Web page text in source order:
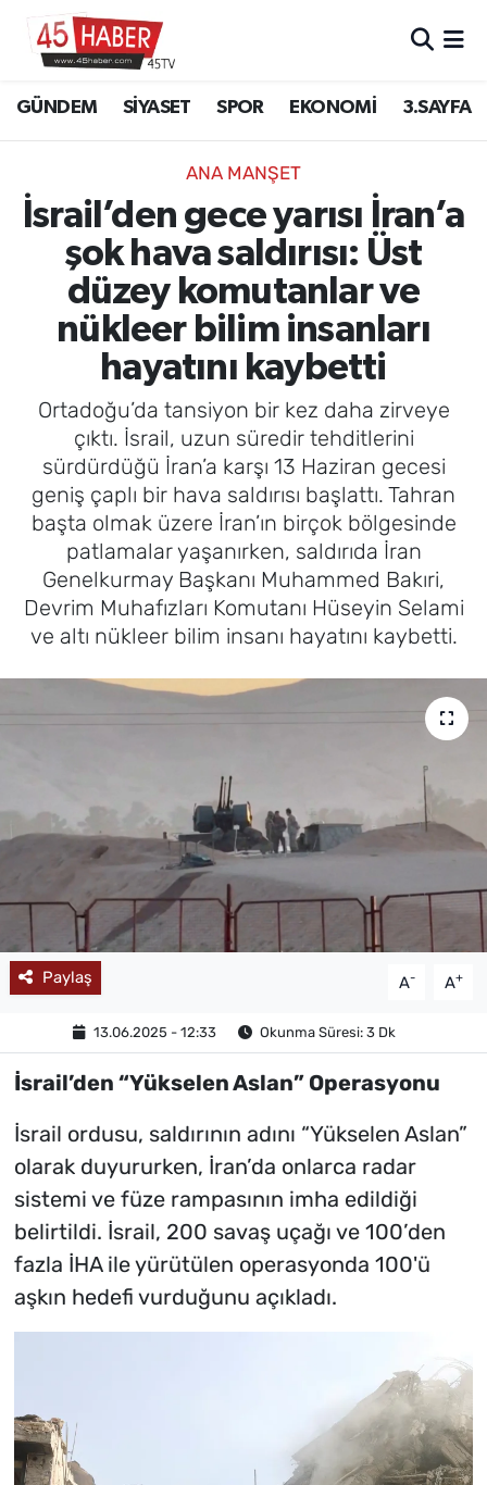
GÜNDEM SİYASET SPOR EKONOMİ 3.SAYFA
ANA MANŞET
İsrail’den gece yarısı İran’a
şok hava saldırısı: Üst
düzey komutanlar ve
nükleer bilim insanları
hayatını kaybetti
Ortadoğu’da tansiyon bir kez daha zirveye
çıktı. İsrail, uzun süredir tehditlerini
sürdürdüğü İran’a karşı 13 Haziran gecesi
geniş çaplı bir hava saldırısı başlattı. Tahran
başta olmak üzere İran’ın birçok bölgesinde
patlamalar yaşanırken, saldırıda İran
Genelkurmay Başkanı Muhammed Bakıri,
Devrim Muhafızları Komutanı Hüseyin Selami
ve altı nükleer bilim insanı hayatını kaybetti.
Paylaş A- A+
13.06.2025 - 12:33 Okunma Süresi: 3 Dk
İsrail’den “Yükselen Aslan” Operasyonu
İsrail ordusu, saldırının adını “Yükselen Aslan”
olarak duyururken, İran’da onlarca radar
sistemi ve füze rampasının imha edildiği
belirtildi. İsrail, 200 savaş uçağı ve 100’den
fazla İHA ile yürütülen operasyonda 100'ü
aşkın hedefi vurduğunu açıkladı.
SİYASET
SPOR
EKONOMİ
3.SAYFA
EĞİTİM
SAĞLIK
YAŞAM
MAGAZİN
Manisa Hava Durumu
Manisa Namaz Vakitleri
Manisa Trafik Yoğunluk Haritası
Süper Lig Puan Durumu ve Fikstür
Tüm Manşetler
Son Dakika Haberleri
Haber Arşivi